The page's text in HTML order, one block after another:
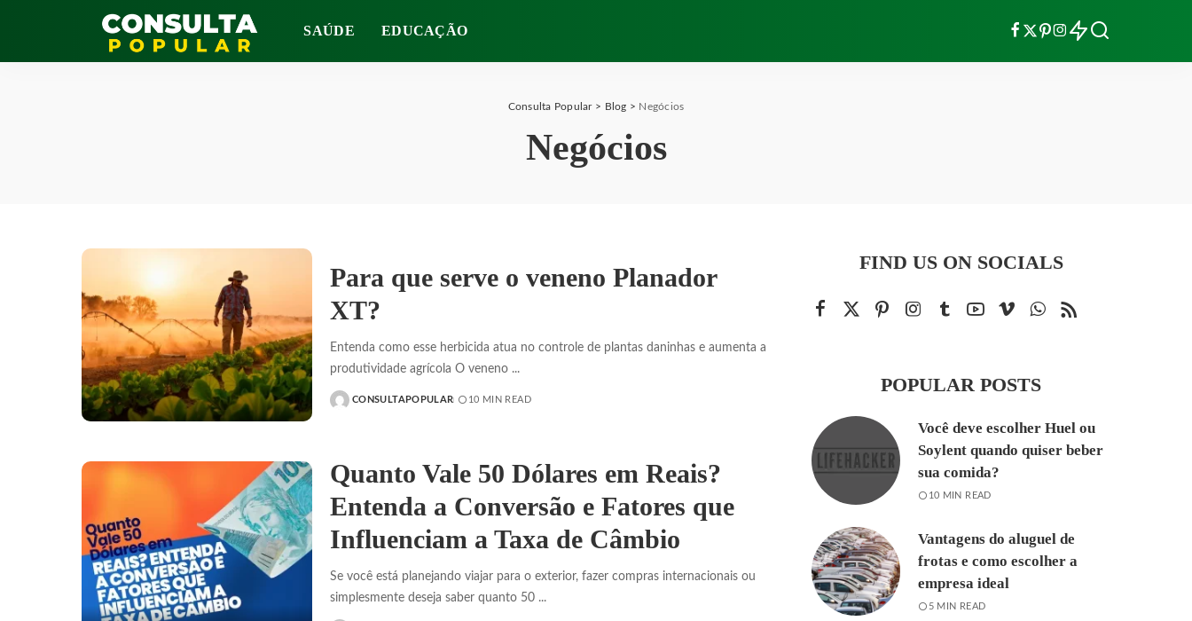
SAÚDE EDUCAÇÃO
Consulta Popular> Blog > Negócios
Negócios
Para que serve o veneno Planador
XT?
Entenda como esse herbicida atua no controle de plantas daninhas e aumenta a
produtividade agrícola O veneno ...
POSTED
CONSULTAPOPULAR 10 MIN READ
Quanto Vale 50 Dólares em Reais?
Entenda a Conversão e Fatores que
Influenciam a Taxa de Câmbio
Se você está planejando viajar para o exterior, fazer compras internacionais ou
simplesmente deseja saber quanto 50 ...
FIND US ON SOCIALS
POPULAR POSTS
Você deve escolher Huel ou
Soylent quando quiser beber
sua comida?
10 MIN READ
Vantagens do aluguel de
frotas e como escolher a
empresa ideal
5 MIN READ